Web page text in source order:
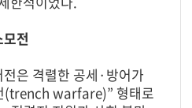
전
은 격렬한 공세·방어가
(trench warfare)” 형태로